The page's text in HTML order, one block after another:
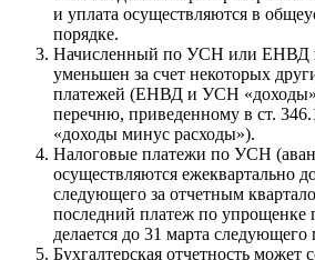
и уплата осуществляются в
порядке.
Начисленный по УСН или ЕНВД
уменьшен за счет некоторых
платежей (ЕНВД и УСН
перечню, приведенному в ст.
«доходы минус расходы»).
Налоговые платежи по УСН
осуществляются ежеквартально
следующего за отчетным
последний платеж по упрощенке
делается до 31 марта следующего
Бухгалтерская отчетность может